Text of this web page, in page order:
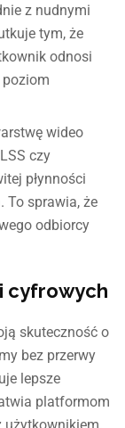
z nudnymi
tym, że
odnosi
poziom
wideo
czy
płynności
To sprawia, że
odbiorcy
cyfrowych
skuteczność o
bez przerwy
lepsze
platformom